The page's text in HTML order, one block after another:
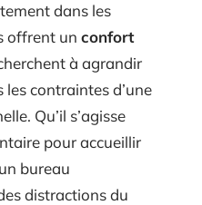
dans les
offrent un confort
à agrandir
les contraintes d’une
Qu’il s’agisse
pour accueillir
bureau
distractions du